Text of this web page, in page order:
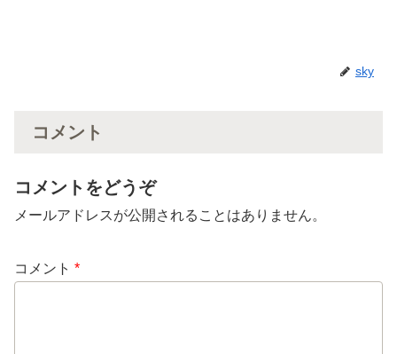
sky
コメント
コメントをどうぞ
メールアドレスが公開されることはありません。
コメント *